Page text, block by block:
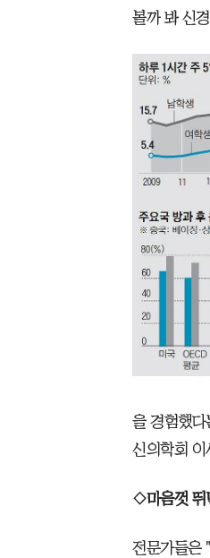
볼까 봐 신
을 경험했
신의학회
◇마음껏 뛰
전문가들은